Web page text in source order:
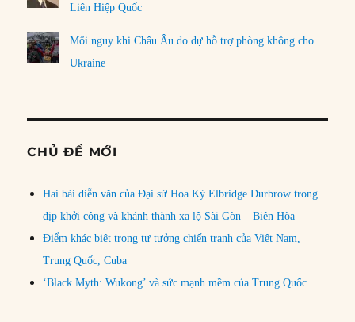
Liên Hiệp Quốc
Mối nguy khi Châu Âu do dự hỗ trợ phòng không cho
Ukraine
CHỦ ĐỀ MỚI
Hai bài diễn văn của Đại sứ Hoa Kỳ Elbridge Durbrow trong
dịp khởi công và khánh thành xa lộ Sài Gòn – Biên Hòa
Điểm khác biệt trong tư tưởng chiến tranh của Việt Nam,
Trung Quốc, Cuba
‘Black Myth: Wukong’ và sức mạnh mềm của Trung Quốc